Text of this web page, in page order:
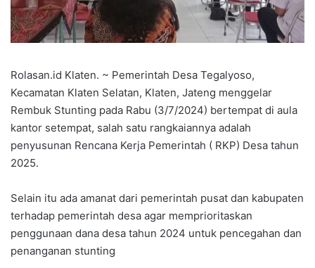
Rolasan.id Klaten. ~ Pemerintah Desa Tegalyoso,
Kecamatan Klaten Selatan, Klaten, Jateng menggelar
Rembuk Stunting pada Rabu (3/7/2024) bertempat di aula
kantor setempat, salah satu rangkaiannya adalah
penyusunan Rencana Kerja Pemerintah ( RKP) Desa tahun
2025.
Selain itu ada amanat dari pemerintah pusat dan kabupaten
terhadap pemerintah desa agar memprioritaskan
penggunaan dana desa tahun 2024 untuk pencegahan dan
penanganan stunting